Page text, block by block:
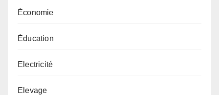
Économie
Éducation
Electricité
Elevage